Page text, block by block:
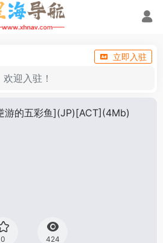
立即入驻
欢迎入驻！
0 424